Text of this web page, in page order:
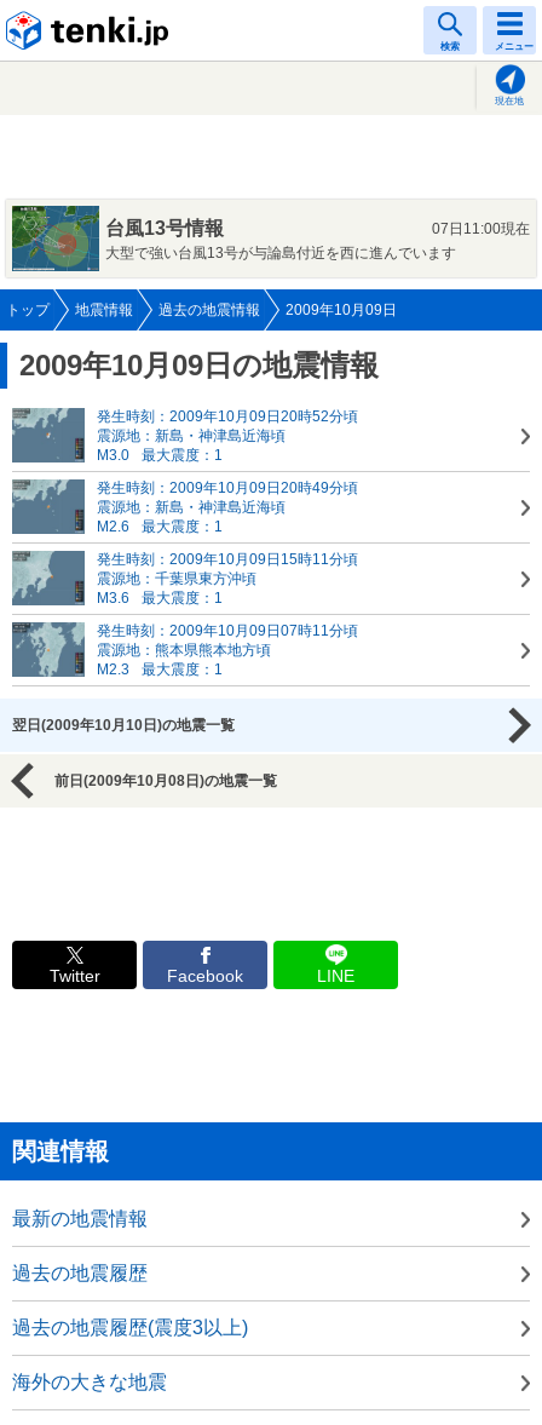
検索 メニュー
現在地
台風13号情報
07日11:00現在
大型で強い台風13号が与論島付近を西に進んでいます
トップ 地震情報 過去の地震情報 2009年10月09日
2009年10月09日の地震情報
発生時刻：2009年10月09日20時52分頃
震源地：新島・神津島近海頃
M3.0
最大震度：1
発生時刻：2009年10月09日20時49分頃
震源地：新島・神津島近海頃
M2.6
最大震度：1
発生時刻：2009年10月09日15時11分頃
震源地：千葉県東方沖頃
M3.6
最大震度：1
発生時刻：2009年10月09日07時11分頃
震源地：熊本県熊本地方頃
M2.3
最大震度：1
翌日(2009年10月10日)の地震一覧
前日(2009年10月08日)の地震一覧
Twitter Facebook LINE
関連情報
最新の地震情報
過去の地震履歴
過去の地震履歴(震度3以上)
海外の大きな地震